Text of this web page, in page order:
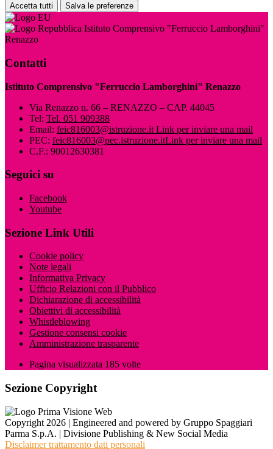
Accetta tutti Salva le preferenze
Istituto Comprensivo "Ferruccio Lamborghini"
Renazzo
Contatti
Istituto Comprensivo "Ferruccio Lamborghini" Renazzo
Via Renazzo n. 66 – RENAZZO – CAP. 44045
Tel: Tel. 051 909388
Email: feic816003@istruzione.it Link per inviare una mail
PEC: feic816003@pec.istruzione.itLink per inviare una mail
C.F.: 90012630381
Seguici su
Facebook
Youtube
Sezione Link Utili
Cookie policy
Note legali
Informativa Privacy
Ufficio Relazioni con il Pubblico
Dichiarazione di accessibilità
Obiettivi di accessibilità
Whistleblowing
Gestione consensi cookie
Amministrazione trasparente
Pagina visualizzata 185 volte
Sezione Copyright
Copyright 2026 | Engineered and powered by Gruppo Spaggiari
Parma S.p.A. | Divisione Publishing & New Social Media
Disclaimer trattamento dati personali